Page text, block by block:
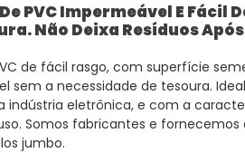
PVC Impermeável E Fácil
Não Deixa Resíduos Após
de fácil rasgo, com superfície
sem a necessidade de tesoura.
indústria eletrônica, e com a
Somos fabricantes e fornecemos
jumbo.